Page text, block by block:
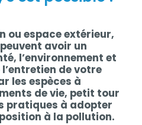
ou espace extérieur,
avoir un
l’environnement et
de votre
les espèces à
de vie, petit tour
pratiques à adopter
à la pollution.